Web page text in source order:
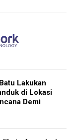
Lakukan
di Lokasi
Demi